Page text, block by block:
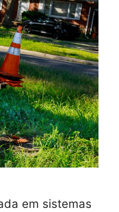
em sistemas